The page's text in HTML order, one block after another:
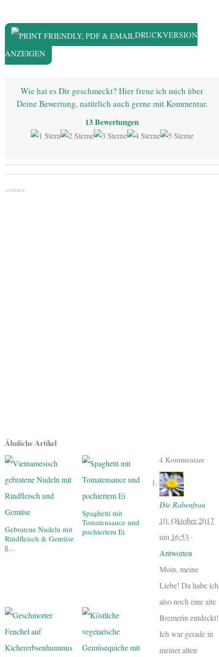
DRUCKVERSION
ANZEIGEN
Wie hat es Dir geschmeckt? Hier freue ich mich über
Deine Bewertung, natürlich auch gerne mit Kommentar.
13Bewertungen
ANZEIGE
Ähnliche Artikel
Gebratene Nudeln mit
Rindfleisch & Gemüse
||…
Spaghetti mit
Tomatensauce und
pochiertem Ei
4 Kommentare
Die Rabenfrau
10. Oktober 2017
um 16:53 ·
Antworten
Moin, meine
Liebe! Da habe ich
also noch eine alte
Bremerin entdeckt!
Ich war gerade in
meiner alten